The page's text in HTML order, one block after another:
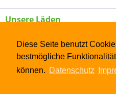
Diese Seite benutzt
bestmögliche
können. Datenschutz
Unsere Läden
Shop Service
Informationen